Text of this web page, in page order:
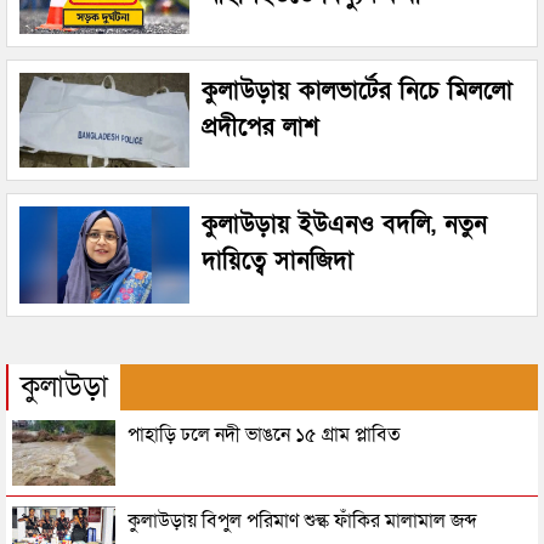
কুলাউড়ায় কালভার্টের নিচে মিললো
প্রদীপের লাশ
কুলাউড়ায় ইউএনও বদলি, নতুন
দায়িত্বে সানজিদা
কুলাউড়া
পাহাড়ি ঢলে নদী ভাঙনে ১৫ গ্রাম প্লাবিত
কুলাউড়ায় বিপুল পরিমাণ শুল্ক ফাঁকির মালামাল জব্দ